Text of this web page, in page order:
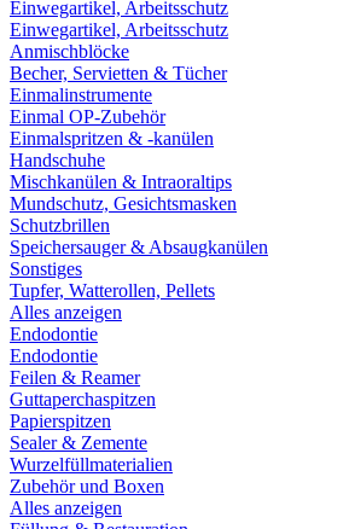
Einwegartikel, Arbeitsschutz
Einwegartikel, Arbeitsschutz
Anmischblöcke
Becher, Servietten & Tücher
Einmalinstrumente
Einmal OP-Zubehör
Einmalspritzen & -kanülen
Handschuhe
Mischkanülen & Intraoraltips
Mundschutz, Gesichtsmasken
Schutzbrillen
Speichersauger & Absaugkanülen
Sonstiges
Tupfer, Watterollen, Pellets
Alles anzeigen
Endodontie
Endodontie
Feilen & Reamer
Guttaperchaspitzen
Papierspitzen
Sealer & Zemente
Wurzelfüllmaterialien
Zubehör und Boxen
Alles anzeigen